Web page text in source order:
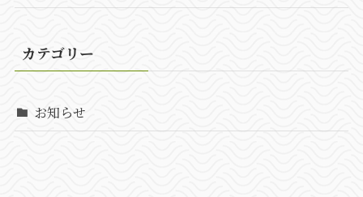
カテゴリー
お知らせ